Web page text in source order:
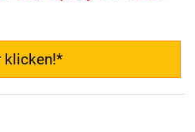
klicken!*